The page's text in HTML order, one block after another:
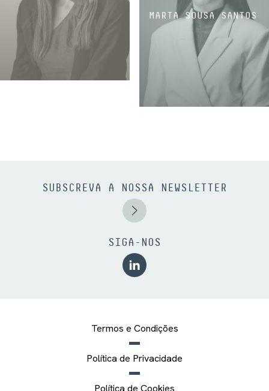
ASSOCIADA
MARTA SOUSA SANTOS
ASSOCIADA
SUBSCREVA A NOSSA NEWSLETTER
SIGA-NOS
Termos e Condições
Política de Privacidade
Política de Cookies